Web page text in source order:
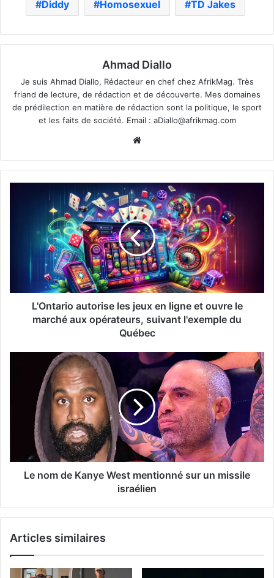
Diddy Homosexuel TD Jakes
Ahmad Diallo
Je suis Ahmad Diallo, Rédacteur en chef chez AfrikMag. Très
friand de lecture, de rédaction et de découverte. Mes domaines
de prédilection en matière de rédaction sont la politique, le sport
et les faits de société. Email : aDiallo@afrikmag.com
L'Ontario autorise les jeux en ligne et ouvre le
marché aux opérateurs, suivant l'exemple du
Québec
Le nom de Kanye West mentionné sur un missile
israélien
Articles similaires